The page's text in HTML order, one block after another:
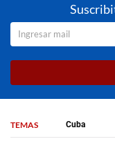
TEMAS Cuba